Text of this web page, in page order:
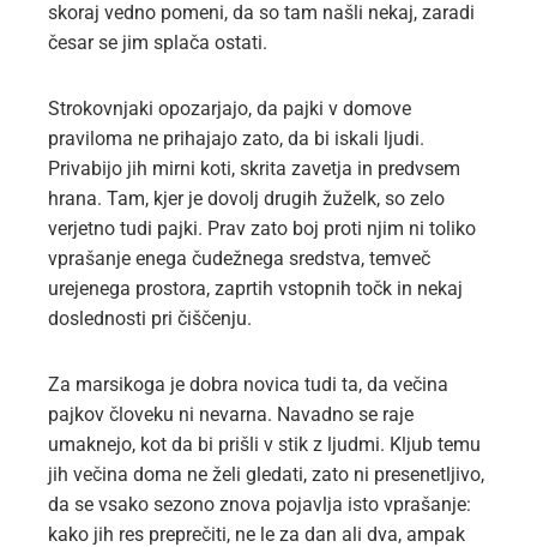
skoraj vedno pomeni, da so tam našli nekaj, zaradi
česar se jim splača ostati.
Strokovnjaki opozarjajo, da pajki v domove
praviloma ne prihajajo zato, da bi iskali ljudi.
Privabijo jih mirni koti, skrita zavetja in predvsem
hrana. Tam, kjer je dovolj drugih žuželk, so zelo
verjetno tudi pajki. Prav zato boj proti njim ni toliko
vprašanje enega čudežnega sredstva, temveč
urejenega prostora, zaprtih vstopnih točk in nekaj
doslednosti pri čiščenju.
Za marsikoga je dobra novica tudi ta, da večina
pajkov človeku ni nevarna. Navadno se raje
umaknejo, kot da bi prišli v stik z ljudmi. Kljub temu
jih večina doma ne želi gledati, zato ni presenetljivo,
da se vsako sezono znova pojavlja isto vprašanje:
kako jih res preprečiti, ne le za dan ali dva, ampak